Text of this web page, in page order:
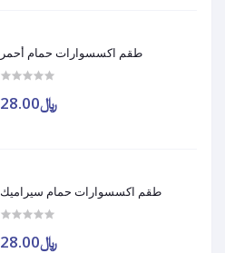
طقم اكسسوارات حمام أحمر
﷼28.00
طقم اكسسوارات حمام سيراميك
﷼28.00